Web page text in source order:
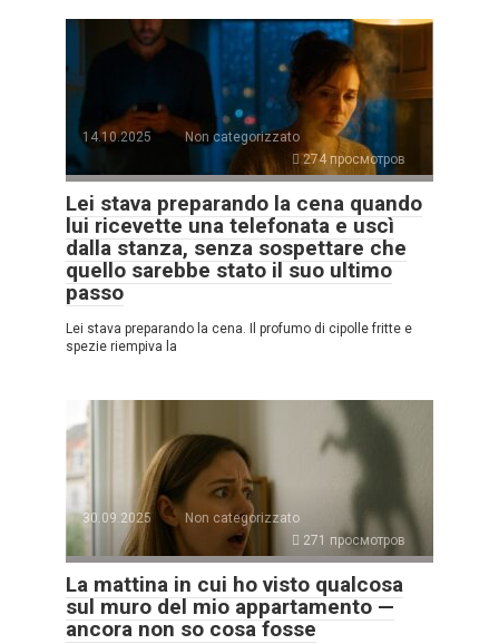
14.10.2025
Non categorizzato
274 просмотров
Lei stava preparando la cena quando
lui ricevette una telefonata e uscì
dalla stanza, senza sospettare che
quello sarebbe stato il suo ultimo
passo
Lei stava preparando la cena. Il profumo di cipolle fritte e
spezie riempiva la
30.09.2025
Non categorizzato
271 просмотров
La mattina in cui ho visto qualcosa
sul muro del mio appartamento —
ancora non so cosa fosse